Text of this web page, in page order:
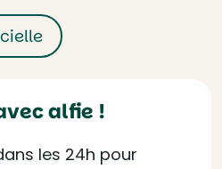
alfie !
les 24h pour